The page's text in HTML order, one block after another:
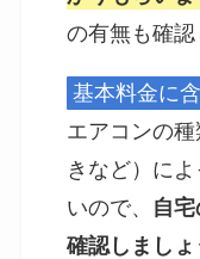
の有無も確認
基本料金に
エアコンの
きなど）に
いので、 自
確認しましょ